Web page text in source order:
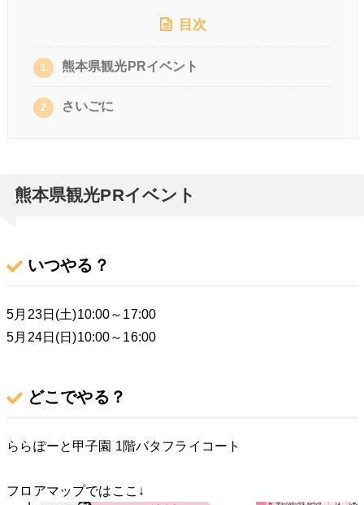
目次
1 熊本県観光PRイベント
2 さいごに
熊本県観光PRイベント
いつやる？
5月23日(土)10:00～17:00
5月24日(日)10:00～16:00
どこでやる？
ららぽーと甲子園 1階バタフライコート
フロアマップではここ↓